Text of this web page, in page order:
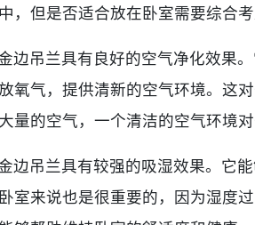
，但是否适合放在卧室需要综合考
边吊兰具有良好的空气净化效果
氧气，提供清新的空气环境。这
量的空气，一个清洁的空气环境
边吊兰具有较强的吸湿效果。它
室来说也是很重要的，因为湿度